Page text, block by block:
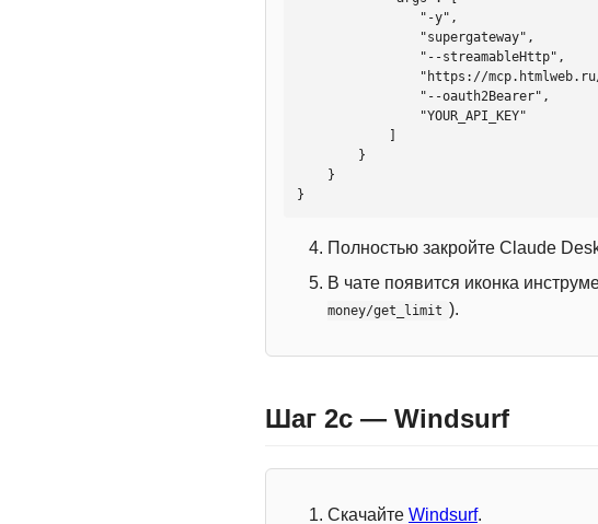
}
Полностью закройте Claude
В чате появится иконка
money/get_limit ).
Шаг 2c — Windsurf
Скачайте Windsurf.